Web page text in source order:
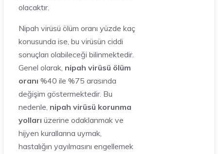
olacaktır.
Nipah virüsü ölüm oranı yüzde kaç
konusunda ise, bu virüsün ciddi
sonuçları olabileceği bilinmektedir.
Genel olarak, nipah virüsü ölüm
oranı %40 ile %75 arasında
değişim göstermektedir. Bu
nedenle, nipah virüsü korunma
yolları üzerine odaklanmak ve
hijyen kurallarına uymak,
hastalığın yayılmasını engellemek